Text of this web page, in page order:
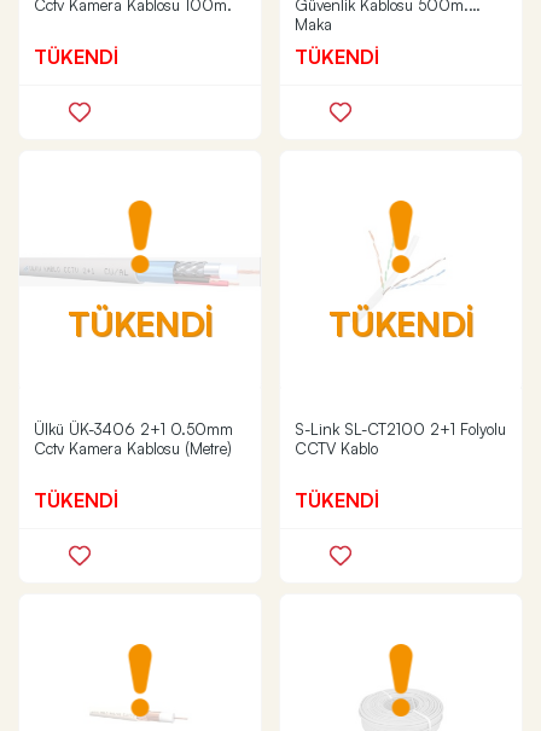
Cctv Kamera Kablosu 100m.
TÜKENDİ
Güvenlik Kablosu 500m.
Maka
TÜKENDİ
TÜKENDİ
Ülkü ÜK-3406 2+1 0.50mm
Cctv Kamera Kablosu (Metre)
TÜKENDİ
TÜKENDİ
S-Link SL-CT2100 2+1 Folyolu
CCTV Kablo
TÜKENDİ